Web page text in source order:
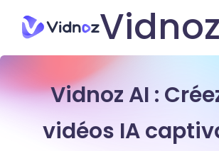
Vidnoz
Vidnoz AI :
vidéos IA